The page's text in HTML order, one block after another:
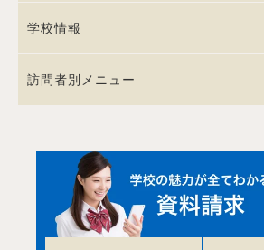
学校情報
訪問者別メニュー